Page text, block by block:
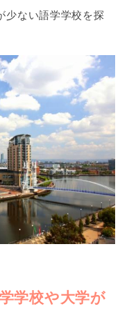
少ない語学学校を探
学校や大学が